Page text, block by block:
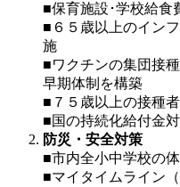
■保育施設･学校給食
■６５歳以上のイン
施
■ワクチンの集団接
早期体制を構築
■７５歳以上の接種
■国の持続化給付金
防災・安全対策
■市内全小中学校の
■マイタイムライン